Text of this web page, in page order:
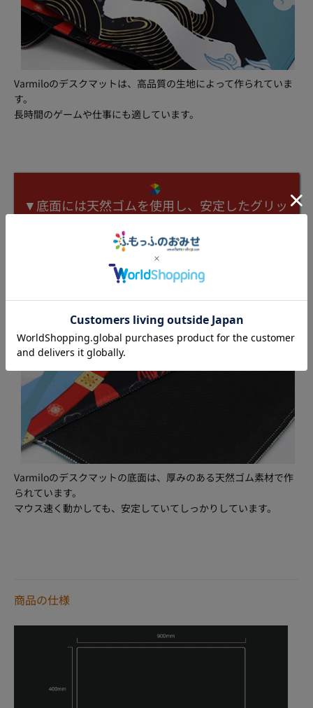
Varmiloのデスクマットは、高品質の生地によって作られていま
す。
長時間のゲームや仕事にも適しています。
▼底面には天然ゴムを使用し、安定したグリッ
Varmiloのデスクマットの底面は、厚みのある天然ゴム素材で作
られています。
マウス速く動かしても、安定していてしっかりしています。
商品の仕様